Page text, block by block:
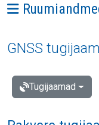
Ava menüü:
GNSS
Tugijaamad